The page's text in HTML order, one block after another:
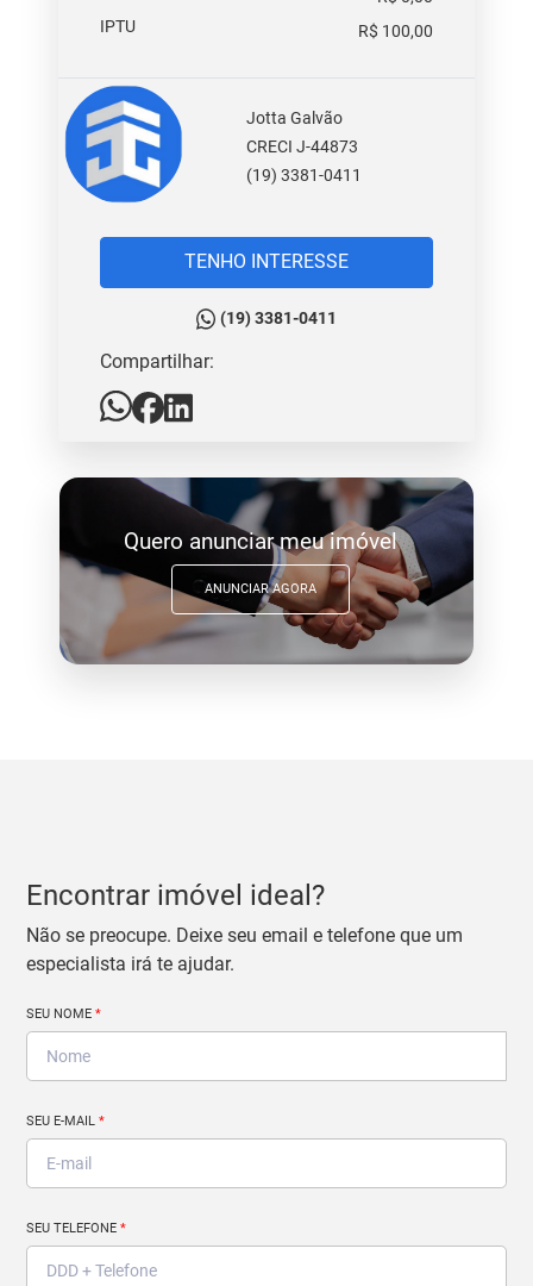
IPTU
R$ 100,00
Jotta Galvão
CRECI J-44873
(19) 3381-0411
TENHO INTERESSE
(19) 3381-0411
Compartilhar:
Quero anunciar meu imóvel
ANUNCIAR AGORA
Encontrar imóvel ideal?
Não se preocupe. Deixe seu email e telefone que um
especialista irá te ajudar.
SEU NOME*
SEU E-MAIL*
SEU TELEFONE*